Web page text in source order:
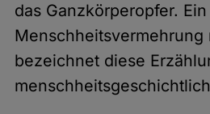
das Ganzkörperopfer.
bezeichnet diese